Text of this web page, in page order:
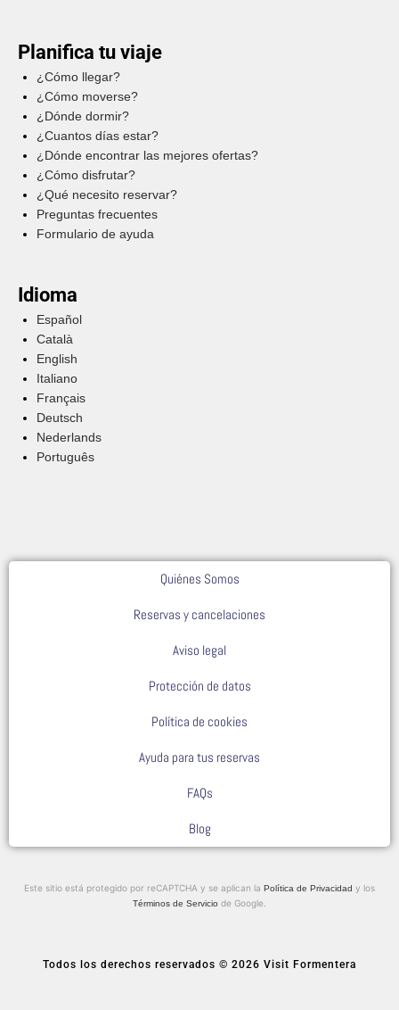
Planifica tu viaje
¿Cómo llegar?
¿Cómo moverse?
¿Dónde dormir?
¿Cuantos días estar?
¿Dónde encontrar las mejores ofertas?
¿Cómo disfrutar?
¿Qué necesito reservar?
Preguntas frecuentes
Formulario de ayuda
Idioma
Español
Català
English
Italiano
Français
Deutsch
Nederlands
Português
Quiénes Somos
Reservas y cancelaciones
Aviso legal
Protección de datos
Política de cookies
Ayuda para tus reservas
FAQs
Blog
Este sitio está protegido por reCAPTCHA y se aplican la Política de Privacidad y los
Términos de Servicio de Google.
Todos los derechos reservados © 2026 Visit Formentera